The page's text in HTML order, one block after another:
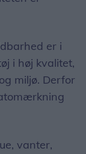
er i
i høj kvalitet,
miljø. Derfor
vanter,